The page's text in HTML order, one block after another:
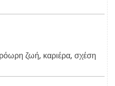
ζωή, καριέρα, σχέση